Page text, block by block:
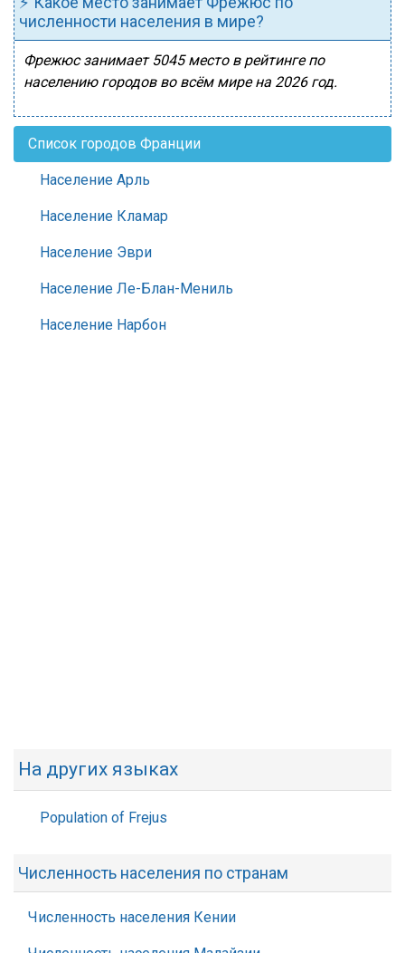
численности населения в мире?
Фрежюс занимает 5045 место в рейтинге по
населению городов во всём мире на 2026 год.
Список городов Франции
Население Арль
Население Кламар
Население Эври
Население Ле-Блан-Мениль
Население Нарбон
На других языках
Population of Frejus
Численность населения по странам
Численность населения Кении